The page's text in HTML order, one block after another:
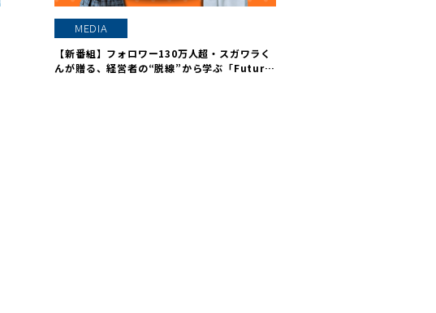
MEDIA
【新番組】フォロワー130万人超・スガワラく
んが贈る、経営者の“脱線”から学ぶ「Future